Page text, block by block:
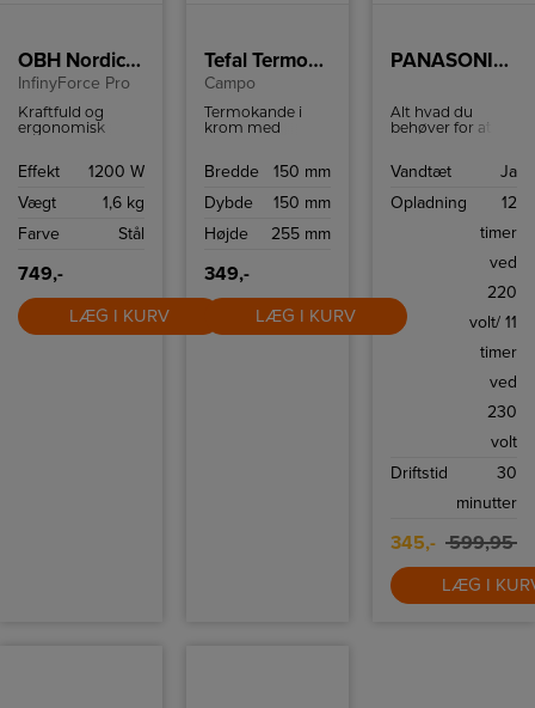
OBH Nordica Stavblender
InfinyForce Pro
Kraftfuld og
ergonomisk
med minihakker,
piskeris og to
Effekt
1200 W
Vægt
1,6 kg
Farve
Stål
749,-
LÆG I KURV
Tefal Termokande krom
Campo
Termokande i
krom med
én hånd takket
lukning. Holder
timer og kold i 24
Bredde
150 mm
Dybde
150 mm
Højde
255 mm
349,-
LÆG I KURV
PANASONIC 2-BLADE SHAVER ES-RW33
Alt hvad du
behøver for at
en glat barbering.
unikt mønster af
skægstubbe. Der
foliehulsmønstre
på hvert blad, et
til at fange
regelmæssige
skægstubbe, et
skægstubbe og
et til at give en
tæt barbering.
Vandtæt
Ja
Opladning
12
timer
ved
220
volt/ 11
timer
ved
230
volt
Driftstid
30
minutter
345,- 599,95
LÆG I